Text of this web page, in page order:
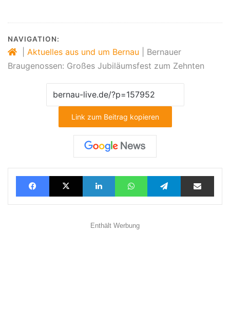
NAVIGATION:
Aktuelles aus und um Bernau
Bernauer
Braugenossen: Großes Jubiläumsfest zum Zehnten
Link zum Beitrag kopieren
FacebookX LinkedInWhatsAppTelegramTeilen via E-Mail
Enthält Werbung